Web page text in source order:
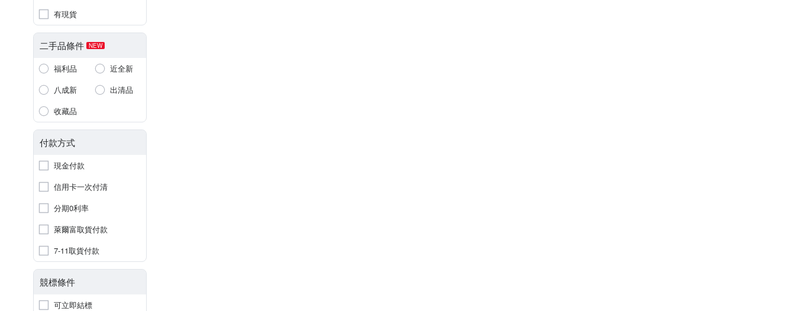
有現貨
二手品條件 NEW
福利品
近全新
八成新
出清品
收藏品
付款方式
現金付款
信用卡一次付清
分期0利率
萊爾富取貨付款
7-11取貨付款
競標條件
可立即結標